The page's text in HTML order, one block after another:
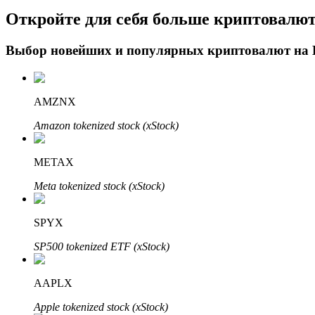
Блокировки BTR
Откройте для себя больше
Выбор новейших и популярных криптовалют на
AMZNX
Amazon tokenized stock (xStock)
METAX
Meta tokenized stock (xStock)
SPYX
SP500 tokenized ETF (xStock)
AAPLX
Apple tokenized stock (xStock)